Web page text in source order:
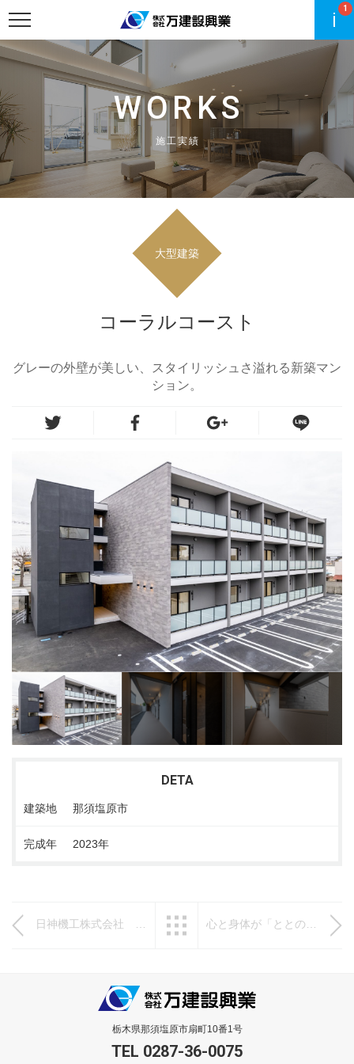
1
WORKS
施工実績
大型建築
コーラルコースト
グレーの外壁が美しい、スタイリッシュさ溢れる新築マン
ション。
DETA
建築地 那須塩原市
完成年 2023年
日神機工株式会社 西那須営業所 一覧へ戻る
栃木県那須塩原市扇町10番1号
TEL 0287-36-0075